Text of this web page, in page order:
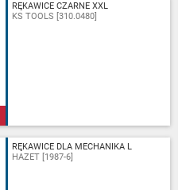
RĘKAWICE CZARNE XXL
KS TOOLS [310.0480]
RĘKAWICE DLA MECHANIKA L
HAZET [1987-6]